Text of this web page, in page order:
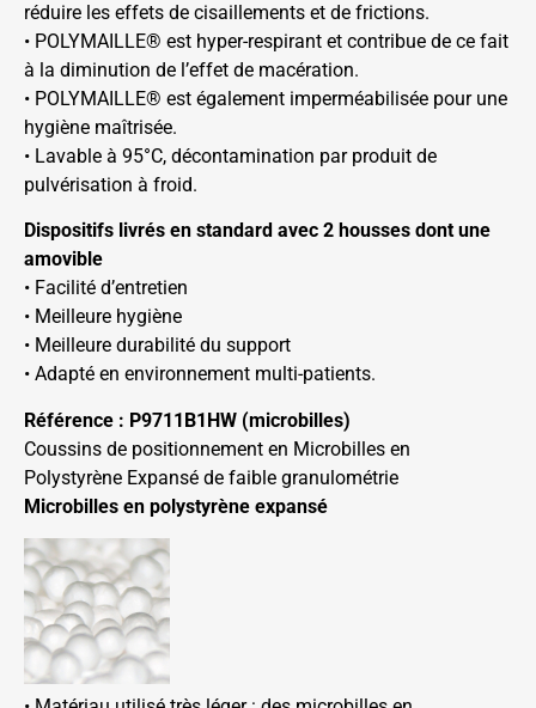
réduire les effets de cisaillements et de frictions.
• POLYMAILLE® est hyper-respirant et contribue de ce fait
à la diminution de l’effet de macération.
• POLYMAILLE® est également imperméabilisée pour une
hygiène maîtrisée.
• Lavable à 95°C, décontamination par produit de
pulvérisation à froid.
Dispositifs livrés en standard avec 2 housses dont une
amovible
• Facilité d’entretien
• Meilleure hygiène
• Meilleure durabilité du support
• Adapté en environnement multi-patients.
Référence : P9711B1HW (microbilles)
Coussins de positionnement en Microbilles en
Polystyrène Expansé de faible granulométrie
Microbilles en polystyrène expansé